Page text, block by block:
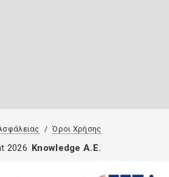
Όροι Χρήσης
2026 Knowledge A.E.